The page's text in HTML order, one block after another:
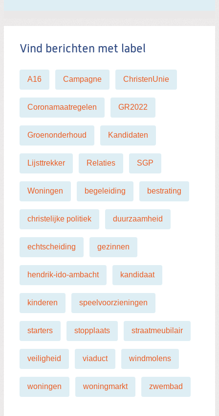
Vind berichten met label
A16 Campagne ChristenUnie
Coronamaatregelen GR2022
Groenonderhoud Kandidaten
Lijsttrekker Relaties SGP
Woningen begeleiding bestrating
christelijke politiek duurzaamheid
echtscheiding gezinnen
hendrik-ido-ambacht kandidaat
kinderen speelvoorzieningen
starters stopplaats straatmeubilair
veiligheid viaduct windmolens
woningen woningmarkt zwembad